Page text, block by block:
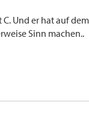
Und er hat auf
Sinn machen..